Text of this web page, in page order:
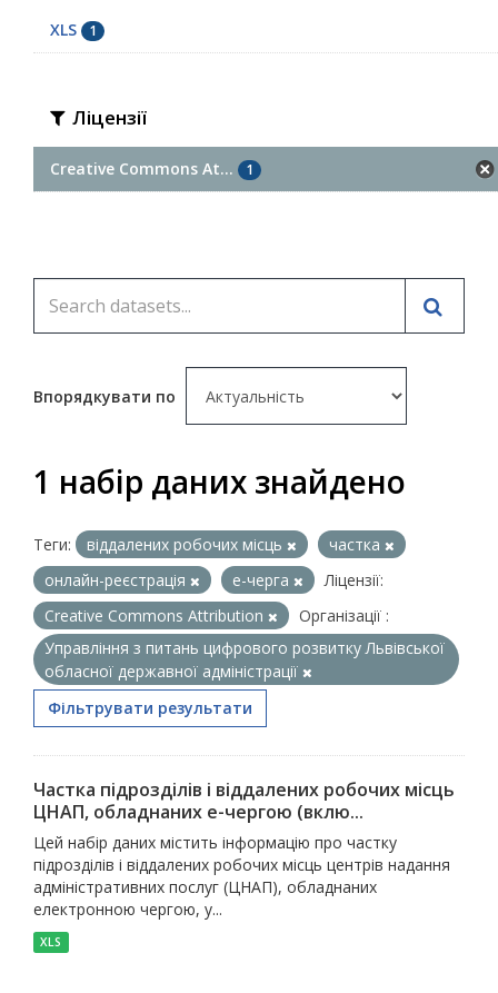
XLS 1
Ліцензії
Creative Commons At... 1
Впорядкувати по
1 набір даних знайдено
Теги: віддалених робочих місць
частка
онлайн-реєстрація
е-черга
Ліцензії:
Creative Commons Attribution
Організації :
Управління з питань цифрового розвитку Львівської
обласної державної адміністрації
Фільтрувати результати
Частка підрозділів і віддалених робочих місць
ЦНАП, обладнаних е-чергою (вклю...
Цей набір даних містить інформацію про частку
підрозділів і віддалених робочих місць центрів надання
адміністративних послуг (ЦНАП), обладнаних
електронною чергою, у...
XLS